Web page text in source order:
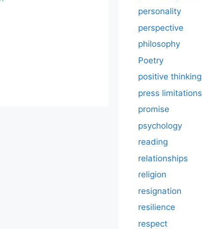
personality
perspective
philosophy
Poetry
positive thinking
press limitations
promise
psychology
reading
relationships
religion
resignation
resilience
respect